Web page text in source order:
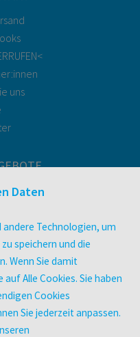
uns
Daten
Technologien, um
speichern und die
Wenn Sie damit
Alle Cookies. Sie haben
Cookies
Sie jederzeit anpassen.